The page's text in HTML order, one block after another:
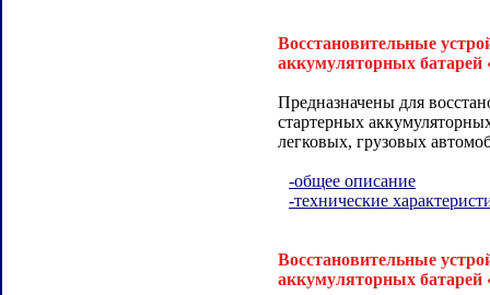
Восстановительные
аккумуляторных
Предназначены для
стартерных
легковых, грузовых
-общее описание
-технические
Восстановительные
аккумуляторных